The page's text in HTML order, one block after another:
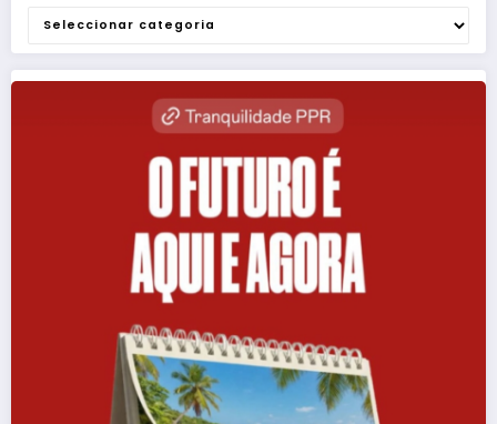
Categorias